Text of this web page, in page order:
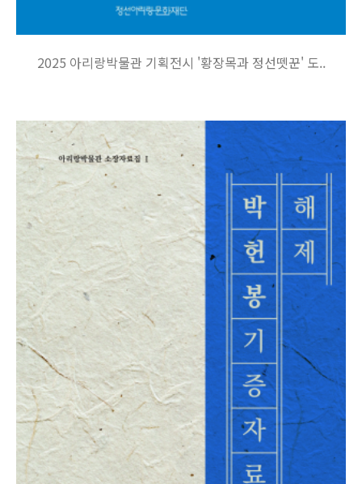
2025 아리랑박물관 기획전시 '황장목과 정선뗏꾼' 도..